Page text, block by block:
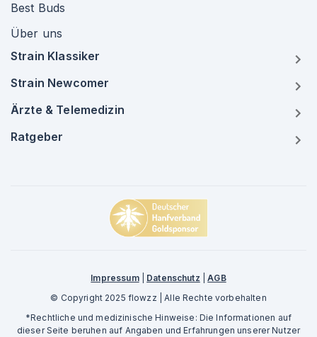
Best Buds
Über uns
Strain Klassiker
Strain Newcomer
Ärzte & Telemedizin
Ratgeber
Impressum| Datenschutz |AGB
© Copyright 2025 flowzz | Alle Rechte vorbehalten
*Rechtliche und medizinische Hinweise: Die Informationen auf
dieser Seite beruhen auf Angaben und Erfahrungen unserer Nutzer